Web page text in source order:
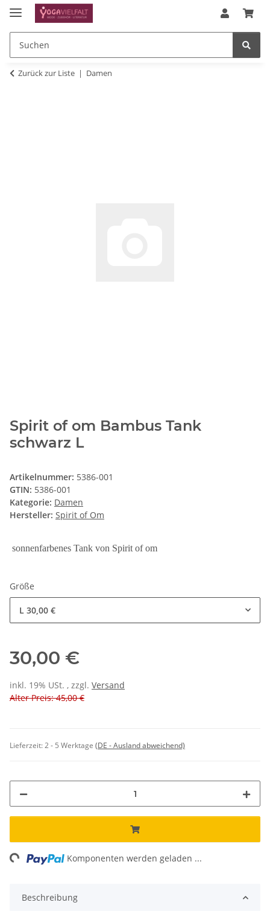
Zurück zur Liste Damen
Spirit of om Bambus Tank
schwarz L
Artikelnummer: 5386-001
GTIN: 5386-001
Kategorie: Damen
Hersteller: Spirit of Om
sonnenfarbenes Tank von Spirit of om
Größe
L 30,00 €
30,00 €
inkl. 19% USt. , zzgl. Versand
Alter Preis: 45,00 €
Lieferzeit:2 - 5 Werktage (DE - Ausland abweichend)
Komponenten werden geladen ...
Beschreibung